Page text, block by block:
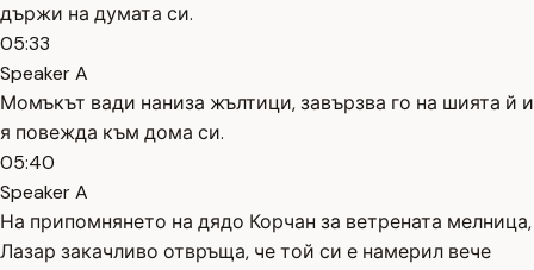
държи на думата си.
05:33
Speaker A
Момъкът вади наниза жълтици, завързва го на шията й и
я повежда към дома си.
05:40
Speaker A
На припомнянето на дядо Корчан за ветрената мелница,
Лазар закачливо отвръща, че той си е намерил вече